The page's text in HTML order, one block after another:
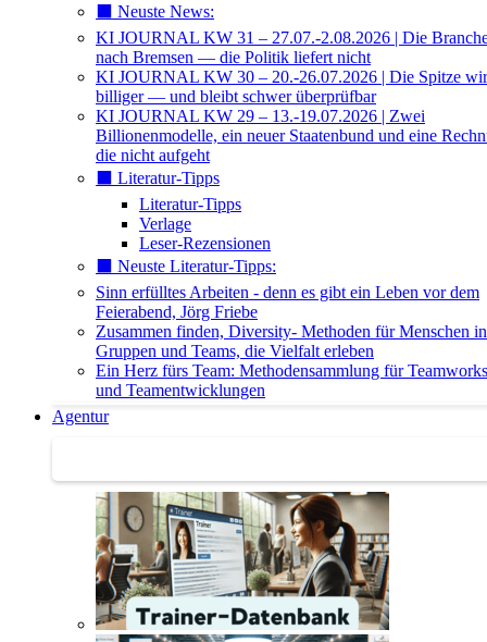
⬛️ Neuste News:
KI JOURNAL KW 31 – 27.07.-2.08.2026 | Die
nach Bremsen — die Politik liefert nicht
KI JOURNAL KW 30 – 20.-26.07.2026 | Die Spitze
billiger — und bleibt schwer überprüfbar
KI JOURNAL KW 29 – 13.-19.07.2026 | Zwei
Billionenmodelle, ein neuer Staatenbund und eine
die nicht aufgeht
⬛️ Literatur-Tipps
Literatur-Tipps
Verlage
Leser-Rezensionen
⬛️ Neuste Literatur-Tipps:
Sinn erfülltes Arbeiten - denn es gibt ein Leben vor dem
Feierabend, Jörg Friebe
Zusammen finden, Diversity- Methoden für Menschen in
Gruppen und Teams, die Vielfalt erleben
Ein Herz fürs Team: Methodensammlung für
und Teamentwicklungen
Agentur